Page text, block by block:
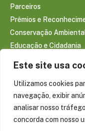
Este site usa
Utilizamos cookies
navegação, exibir
analisar nosso
concorda com nosso
Parceiros
Prêmios e
Conservação
Educação e Cidadania
Sociobioeconomia
CONTEÚDOS
Notícias
Reportagens